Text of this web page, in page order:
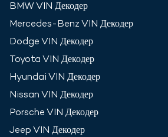
BMWVIN Декодер
Mercedes-Benz VIN Декодер
Dodge VIN Декодер
Toyota VIN Декодер
Hyundai VIN Декодер
Nissan VIN Декодер
Porsche VIN Декодер
Jeep VIN Декодер